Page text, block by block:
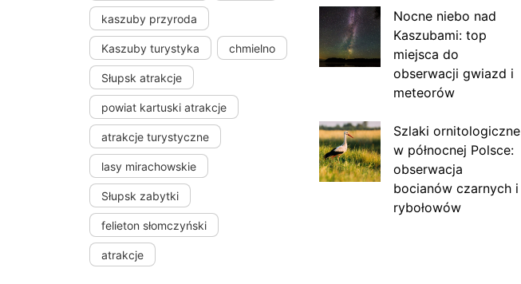
kaszuby przyroda
Kaszuby turystyka chmielno
Słupsk atrakcje
powiat kartuski atrakcje
atrakcje turystyczne
lasy mirachowskie
Słupsk zabytki
felieton słomczyński
atrakcje
Nocne niebo nad
Kaszubami: top
miejsca do
obserwacji gwiazd i
meteorów
Szlaki ornitologiczne
w północnej Polsce:
obserwacja
bocianów czarnych i
rybołowów